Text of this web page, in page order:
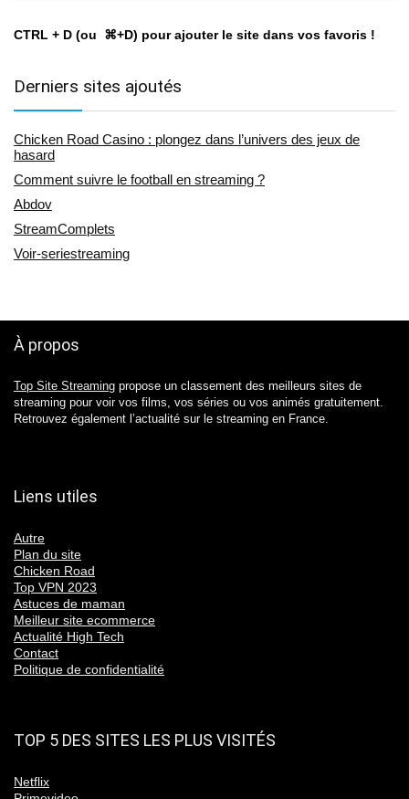
CTRL + D (ou ⌘+D) pour ajouter le site dans vos favoris !
Derniers sites ajoutés
Chicken Road Casino : plongez dans l’univers des jeux de
hasard
Comment suivre le football en streaming ?
Abdov
StreamComplets
Voir-seriestreaming
À propos
Top Site Streaming propose un classement des meilleurs sites de
streaming pour voir vos films, vos séries ou vos animés gratuitement.
Retrouvez également l’actualité sur le streaming en France.
Liens utiles
Autre
Plan du site
Chicken Road
Top VPN 2023
Astuces de maman
Meilleur site ecommerce
Actualité High Tech
Contact
Politique de confidentialité
TOP 5 DES SITES LES PLUS VISITÉS
Netflix